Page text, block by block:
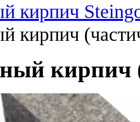
кирпич
кирпич
кирпич